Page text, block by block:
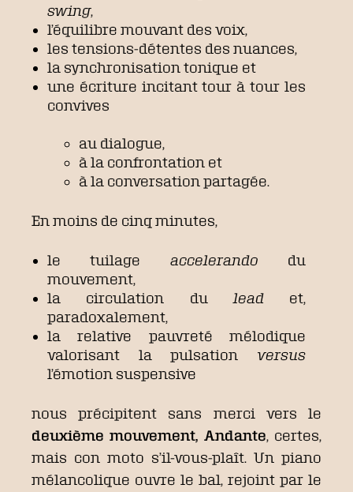
swing,
l’équilibre mouvant des voix,
les tensions-détentes des nuances,
la synchronisation tonique et
une écriture incitant tour à tour les
convives
au dialogue,
à la confrontation et
à la conversation partagée.
En moins de cinq minutes,
le tuilage accelerando du
mouvement,
la circulation du leadet,
paradoxalement,
la relative pauvreté mélodique
valorisant la pulsation versus
l’émotion suspensive
nous précipitent sans merci vers le
deuxième mouvement, Andante, certes,
mais con moto s’il-vous-plaît. Un piano
mélancolique ouvre le bal, rejoint par le